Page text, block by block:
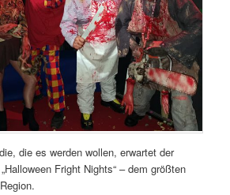
die es werden wollen, erwartet der
Fright Nights“ – dem größten